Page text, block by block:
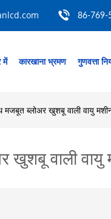
86-769-
में कारखाना भ्रमण गुणवत्ता
मजबूत ब्लोअर खुशबू वाली वायु
खुशबू वाली